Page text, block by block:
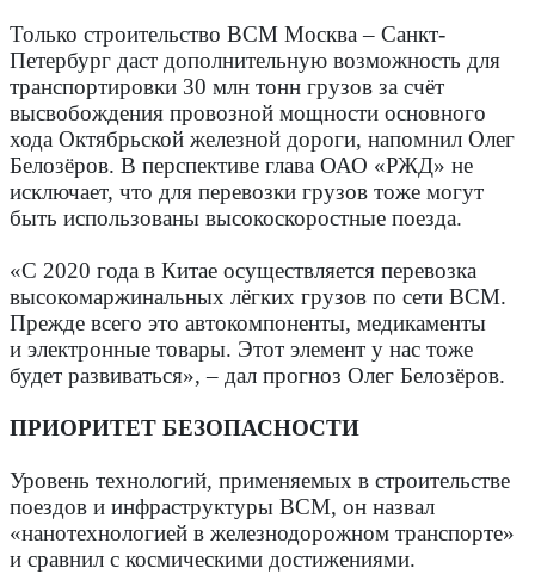
Только строительство ВСМ Москва – Санкт-
Петербург даст дополнительную возможность для
транспортировки 30 млн тонн грузов за счёт
высвобождения провозной мощности основного
хода Октябрьской железной дороги, напомнил Олег
Белозёров. В перспективе глава ОАО «РЖД» не
исключает, что для перевозки грузов тоже могут
быть использованы высокоскоростные поезда.
«С 2020 года в Китае осуществляется перевозка
высокомаржинальных лёгких грузов по сети ВСМ.
Прежде всего это автокомпоненты, медикаменты
и электронные товары. Этот элемент у нас тоже
будет развиваться», – дал прогноз Олег Белозёров.
ПРИОРИТЕТ БЕЗОПАСНОСТИ
Уровень технологий, применяемых в строительстве
поездов и инфраструктуры ВСМ, он назвал
«нанотехнологией в железнодорожном транспорте»
и сравнил с космическими достижениями.